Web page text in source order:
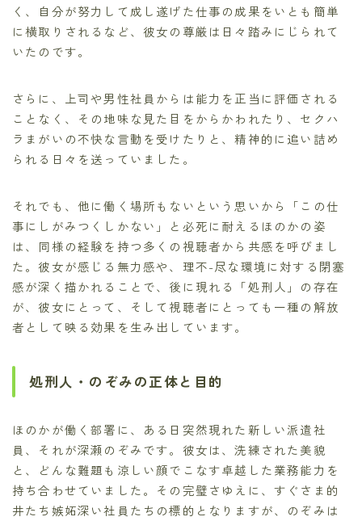
く、自分が努力して成し遂げた仕事の成果をいとも簡単
に横取りされるなど、彼女の尊厳は日々踏みにじられて
いたのです。
さらに、上司や男性社員からは能力を正当に評価される
ことなく、その地味な見た目をからかわれたり、セクハ
ラまがいの不快な言動を受けたりと、精神的に追い詰め
られる日々を送っていました。
それでも、他に働く場所もないという思いから「この仕
事にしがみつくしかない」と必死に耐えるほのかの姿
は、同様の経験を持つ多くの視聴者から共感を呼びまし
た。彼女が感じる無力感や、理不-尽な環境に対する閉塞
感が深く描かれることで、後に現れる「処刑人」の存在
が、彼女にとって、そして視聴者にとっても一種の解放
者として映る効果を生み出しています。
処刑人・のぞみの正体と目的
ほのかが働く部署に、ある日突然現れた新しい派遣社
員、それが深瀬のぞみです。彼女は、洗練された美貌
と、どんな難題も涼しい顔でこなす卓越した業務能力を
持ち合わせていました。その完璧さゆえに、すぐさま的
井たち嫉妬深い社員たちの標的となりますが、のぞみは